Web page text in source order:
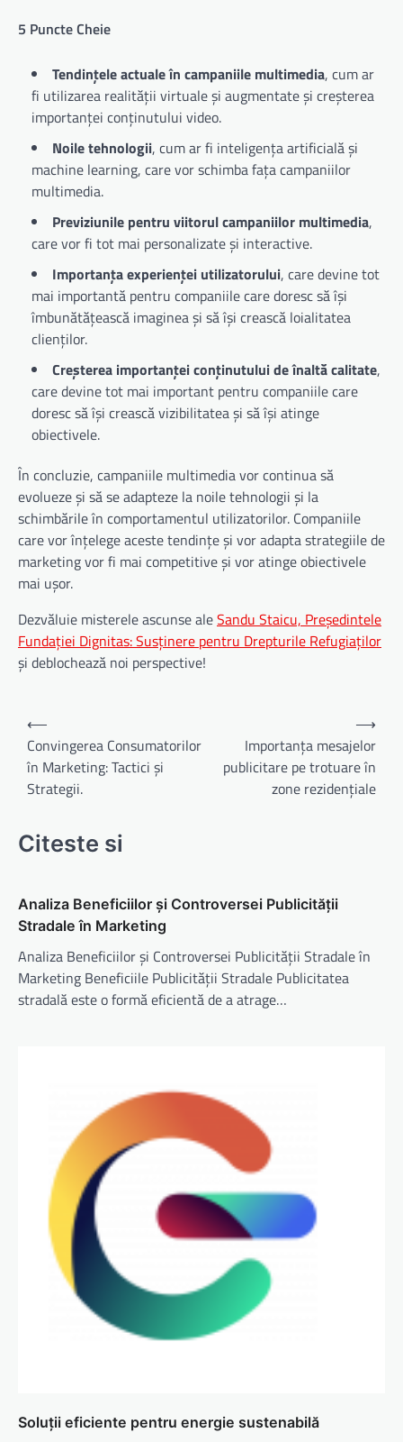
5 Puncte Cheie
Tendințele actuale în campaniile multimedia, cum ar
fi utilizarea realității virtuale și augmentate și creșterea
importanței conținutului video.
Noile tehnologii, cum ar fi inteligența artificială și
machine learning, care vor schimba fața campaniilor
multimedia.
Previziunile pentru viitorul campaniilor multimedia,
care vor fi tot mai personalizate și interactive.
Importanța experienței utilizatorului, care devine tot
mai importantă pentru companiile care doresc să își
îmbunătățească imaginea și să își crească loialitatea
clienților.
Creșterea importanței conținutului de înaltă calitate,
care devine tot mai important pentru companiile care
doresc să își crească vizibilitatea și să își atinge
obiectivele.
În concluzie, campaniile multimedia vor continua să
evolueze și să se adapteze la noile tehnologii și la
schimbările în comportamentul utilizatorilor. Companiile
care vor înțelege aceste tendințe și vor adapta strategiile de
marketing vor fi mai competitive și vor atinge obiectivele
mai ușor.
Dezvăluie misterele ascunse aleSandu Staicu, Președintele
Fundației Dignitas: Susţinere pentru Drepturile Refugiaților
și deblochează noi perspective!
Navigare
în
articole
⟵
Convingerea Consumatorilor
în Marketing: Tactici și
Strategii.
Importanța mesajelor
publicitare pe trotuare în
zone rezidențiale
⟶
Citeste si
Analiza Beneficiilor și Controversei Publicității
Stradale în Marketing
Analiza Beneficiilor și Controversei Publicității Stradale în
Marketing Beneficiile Publicității Stradale Publicitatea
stradală este o formă eficientă de a atrage…
Soluții eficiente pentru energie sustenabilă